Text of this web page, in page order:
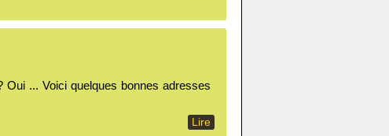
... Voici quelques bonnes adresses
Lire